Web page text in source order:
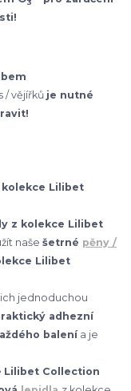
/ vějířků je nutné
Lilibet
z kolekce Lilibet
naše šetrné pěny /
Lilibet
jednoduchou
adhezní
balenía je
Lilibet Collection